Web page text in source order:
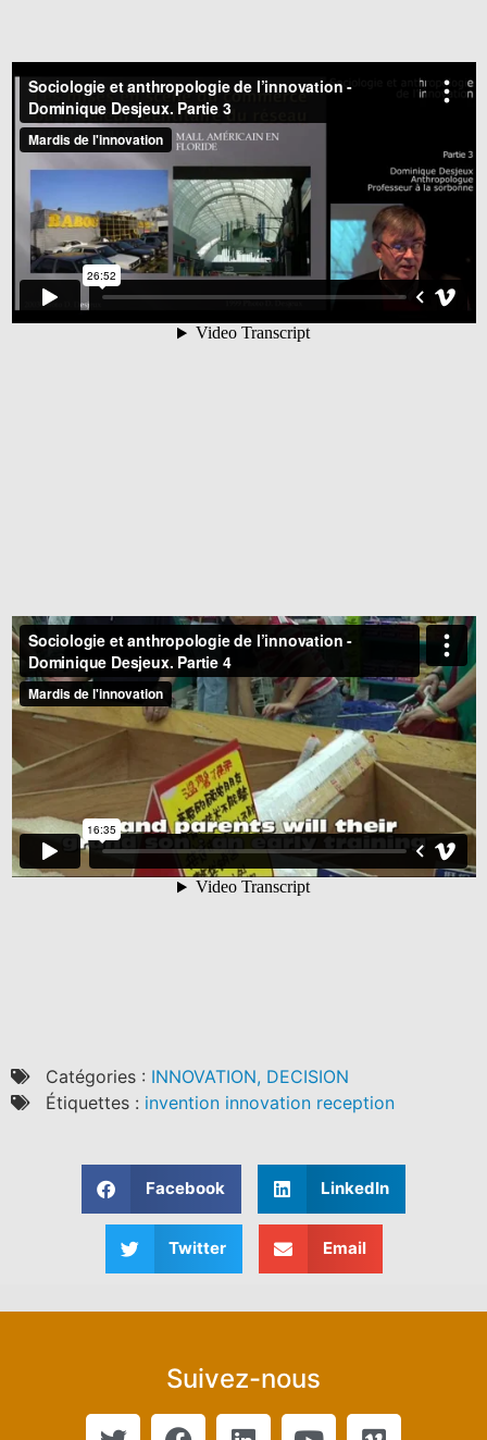
Catégories : INNOVATION, DECISION
Étiquettes : invention innovation reception
Facebook LinkedIn
Twitter Email
Suivez-nous